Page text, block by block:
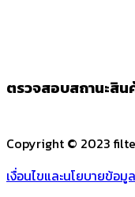
ตรวจสอบสถานะสิน
Copyright © 2023
เงื่อนไขและนโยบายข้อ